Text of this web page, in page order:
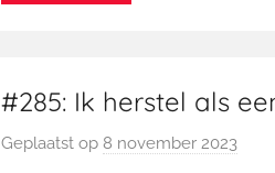
#285: Ik herstel als
Geplaatst op 8 november 2023d